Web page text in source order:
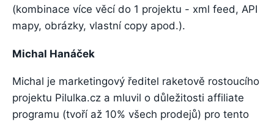
(kombinace více věcí do 1 projektu - xml feed, API
mapy, obrázky, vlastní copy apod.).
Michal Hanáček
Michal je marketingový ředitel raketově rostoucího
projektu Pilulka.cz a mluvil o důležitosti affiliate
programu (tvoří až 10% všech prodejů) pro tento